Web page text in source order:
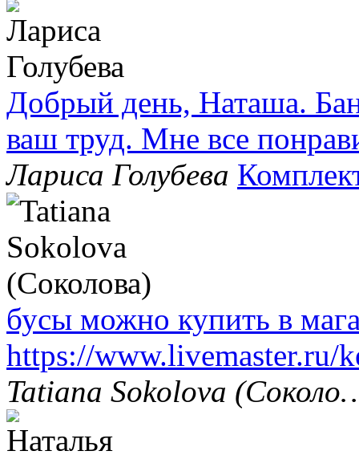
Добрый день, Наташа.
ваш труд. Мне все
Лариса Голубева
бусы можно купить в
https://www.livemaster.ru/
Tatiana Sokolova